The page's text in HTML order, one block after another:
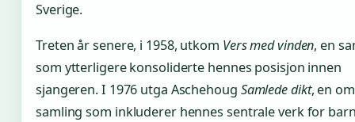
Sverige.
Treten år senere, i 1958, utkom Vers med vinden, en
som ytterligere konsoliderte hennes posisjon innen
sjangeren. I 1976 utga Aschehoug Samlede dikt, en
samling som inkluderer hennes sentrale verk for